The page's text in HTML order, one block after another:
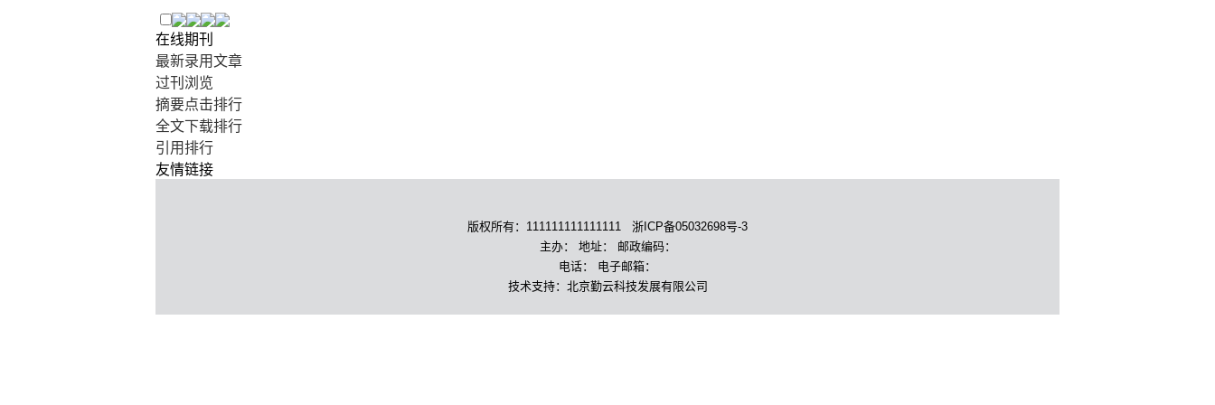
在线期刊
最新录用文章
过刊浏览
摘要点击排行
全文下载排行
引用排行
友情链接
版权所有：111111111111111 浙ICP备05032698号-3
主办： 地址： 邮政编码：
电话： 电子邮箱：
技术支持：北京勤云科技发展有限公司